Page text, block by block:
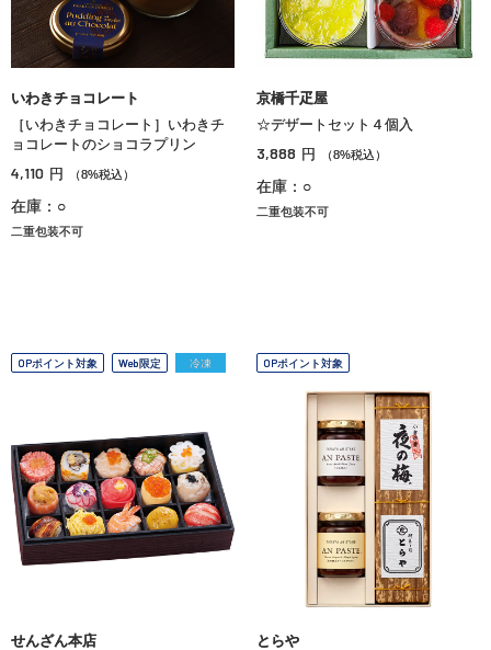
いわきチョコレート
［いわきチョコレート］いわきチ
ョコレートのショコラプリン
4,110 円 （8%税込）
在庫：○
二重包装不可
京橋千疋屋
☆デザートセット４個入
3,888 円 （8%税込）
在庫：○
二重包装不可
OPポイント対象 Web限定 冷凍
せんざん本店
OPポイント対象
とらや